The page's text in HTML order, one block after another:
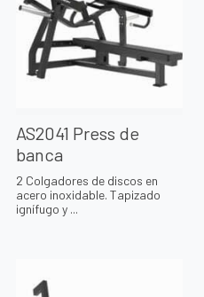
AS2041 Press de
banca
2 Colgadores de discos en
acero inoxidable. Tapizado
ignífugo y ...